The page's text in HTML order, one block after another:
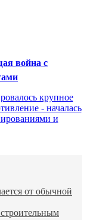
война с
крупное
- началась
и
от обычной